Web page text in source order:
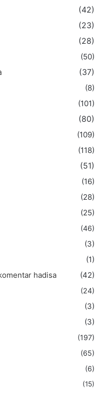
(42)
(23)
(28)
(50)
(37)
(8)
(101)
(80)
(109)
(118)
(51)
(16)
(28)
(25)
(46)
(3)
(1)
hadisa
(42)
(24)
(3)
(3)
(197)
(65)
(6)
(15)